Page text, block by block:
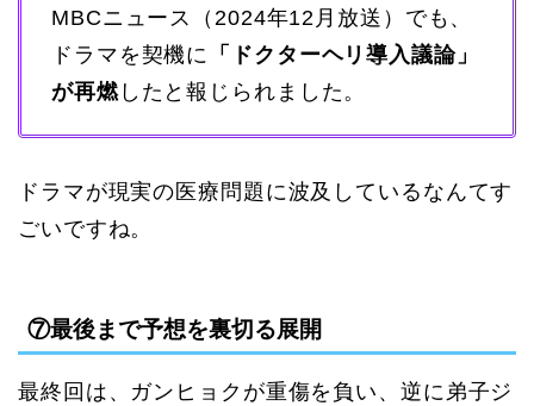
MBCニュース（2024年12月放送）でも、
ドラマを契機に 「ドクターヘリ導入議論」
が再燃したと報じられました。
ドラマが現実の医療問題に波及しているなんてす
ごいですね。
⑦最後まで予想を裏切る展開
最終回は、ガンヒョクが重傷を負い、逆に弟子ジ